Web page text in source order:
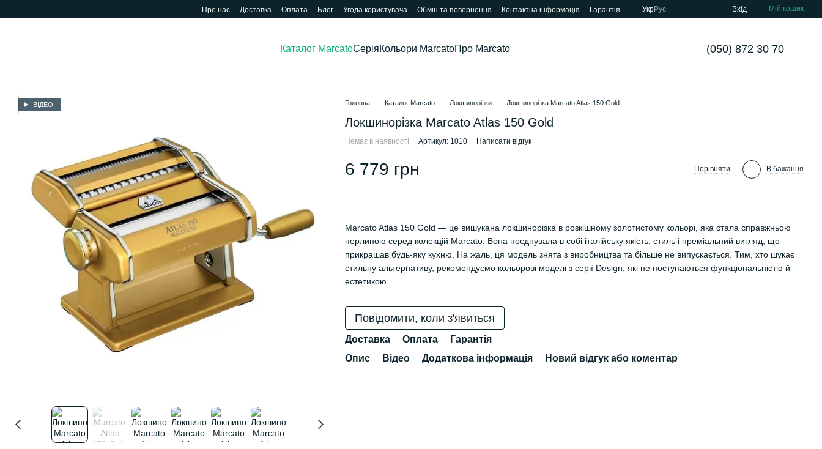
Про нас Доставка Оплата Блог Угода користувача Обмін та повернення Контактна інформація Гарантія УкрРус Вхід Мій кошик
Каталог MarcatoСеріяКольори MarcatoПро Marcato (050) 872 30 70
ВІДЕО Головна Каталог Marcato Локшинорізки Локшинорізка Marcato Atlas 150 Gold
Локшинорізка Marcato Atlas 150 Gold
Немає в наявності Артикул: 1010 Написати відгук
6 779 грн Порівняти В бажання
Marcato Atlas 150 Gold — це вишукана локшинорізка в розкішному золотистому кольорі, яка стала справжньою
перлиною серед колекцій Marcato. Вона поєднувала в собі італійську якість, стиль і преміальний вигляд, що
прикрашав будь-яку кухню. На жаль, ця модель знята з виробництва та більше не випускається. Тим, хто шукає
стильну альтернативу, рекомендуємо кольорові моделі з серії Design, які не поступаються функціональністю й
естетикою.
Повідомити, коли з'явиться
Доставка Оплата
Гарантія
Опис
Відео Додаткова інформація Новий відгук або коментар